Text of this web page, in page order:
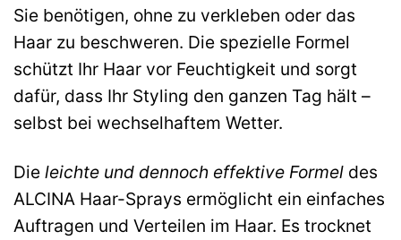
Sie benötigen, ohne zu verkleben oder das
Haar zu beschweren. Die spezielle Formel
schützt Ihr Haar vor Feuchtigkeit und sorgt
dafür, dass Ihr Styling den ganzen Tag hält –
selbst bei wechselhaftem Wetter.
Die leichte und dennoch effektive Formel des
ALCINA Haar-Sprays ermöglicht ein einfaches
Auftragen und Verteilen im Haar. Es trocknet